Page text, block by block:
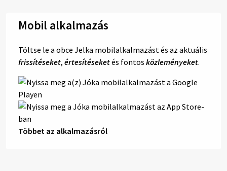
Mobil alkalmazás
Töltse le a obce Jelka mobilalkalmazást és az aktuális
frissítéseket, értesítéseketés fontos közleményeket.
Többet az alkalmazásról